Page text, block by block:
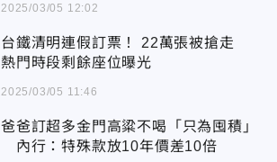
2025/03/05 12:02
台鐵清明連假訂票！ 22萬張被搶走
熱門時段剩餘座位曝光
2025/03/05 11:46
爸爸訂超多金門高粱不喝「只為囤積」
內行：特殊款放10年價差10倍